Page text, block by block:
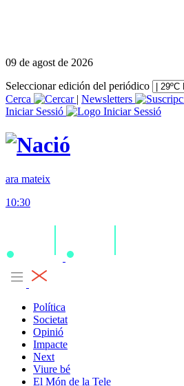
09 de agost de 2026
Seleccionar edición del periódico
Cerca
| Newsletters
Iniciar Sessió
ara mateix
10:30
Política
Societat
Opinió
Impacte
Next
Viure bé
El Món de la Tele